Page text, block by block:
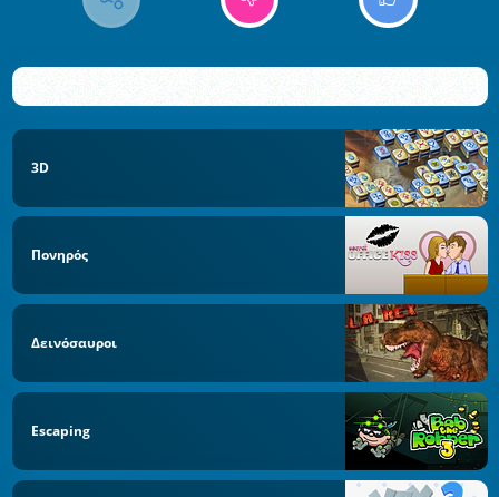
3D
Πονηρός
Δεινόσαυροι
Escaping